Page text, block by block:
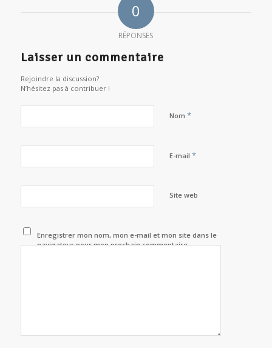
0
RÉPONSES
Laisser un commentaire
Rejoindre la discussion?
N’hésitez pas à contribuer !
Nom *
E-mail *
Site web
Enregistrer mon nom, mon e-mail et mon site dans le
navigateur pour mon prochain commentaire.